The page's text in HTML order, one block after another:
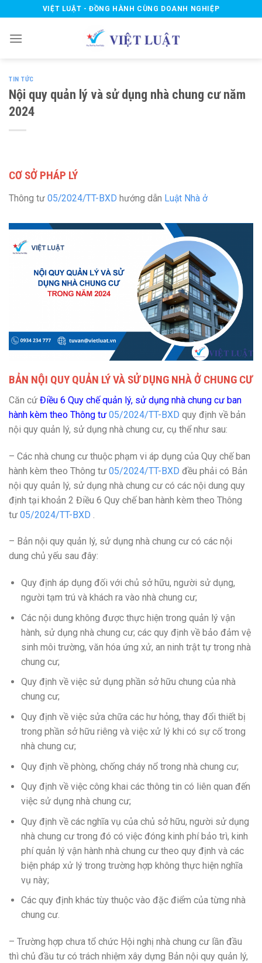
to
content
VIỆT LUẬT - ĐỒNG HÀNH CÙNG DOANH NGHIỆP
TIN TỨC
Nội quy quản lý và sử dụng nhà chung cư năm
2024
CƠ SỞ PHÁP LÝ
Thông tư 05/2024/TT-BXD hướng dẫn Luật Nhà ở
BẢN NỘI QUY QUẢN LÝ VÀ SỬ DỤNG NHÀ Ở CHUNG CƯ
Căn cứ Điều 6 Quy chế quản lý, sử dụng nhà chung cư ban
hành kèm theo Thông tư 05/2024/TT-BXD quy định về bản
nội quy quản lý, sử dụng nhà chung cư, cụ thể như sau:
– Các nhà chung cư thuộc phạm vi áp dụng của Quy chế ban
hành kèm theo Thông tư 05/2024/TT-BXD đều phải có Bản
nội quy quản lý, sử dụng nhà chung cư có các nội dung quy
định tại khoản 2 Điều 6 Quy chế ban hành kèm theo Thông
tư 05/2024/TT-BXD
– Bản nội quy quản lý, sử dụng nhà chung cư có các nội
dung chủ yếu sau đây:
Quy định áp dụng đối với chủ sở hữu, người sử dụng,
người tạm trú và khách ra vào nhà chung cư;
Các nội dung không được thực hiện trong quản lý vận
hành, sử dụng nhà chung cư; các quy định về bảo đảm vệ
sinh môi trường, văn hóa ứng xử, an ninh trật tự trong nhà
chung cư;
Quy định về việc sử dụng phần sở hữu chung của nhà
chung cư;
Quy định về việc sửa chữa các hư hỏng, thay đổi thiết bị
trong phần sở hữu riêng và việc xử lý khi có sự cố trong
nhà chung cư;
Quy định về phòng, chống cháy nổ trong nhà chung cư;
Quy định về việc công khai các thông tin có liên quan đến
việc sử dụng nhà chung cư;
Quy định về các nghĩa vụ của chủ sở hữu, người sử dụng
nhà chung cư trong đó có việc đóng kinh phí bảo trì, kinh
phí quản lý vận hành nhà chung cư theo quy định và các
biện pháp xử lý trong trường hợp không thực hiện nghĩa
vụ này;
Các quy định khác tùy thuộc vào đặc điểm của từng nhà
chung cư.
– Trường hợp chưa tổ chức Hội nghị nhà chung cư lần đầu
thì chủ đầu tư có trách nhiệm xây dựng Bản nội quy quản lý,